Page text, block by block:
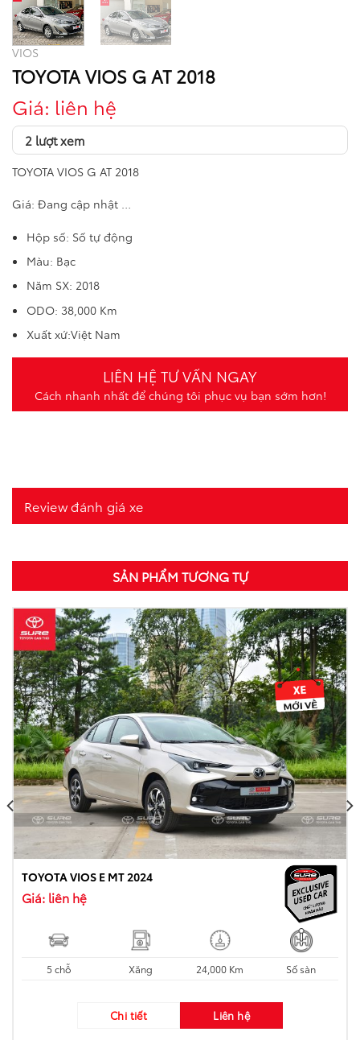
VIOS
TOYOTA VIOS G AT 2018
Giá: liên hệ
2 lượt xem
TOYOTA VIOS G AT 2018
Giá: Đang cập nhật …
Hộp số: Số tự động
Màu: Bạc
Năm SX: 2018
ODO: 38,000 Km
Xuất xứ:Việt Nam
LIÊN HỆ TƯ VẤN NGAY
Cách nhanh nhất để chúng tôi phục vụ bạn sớm hơn!
Review đánh giá xe
SẢN PHẨM TƯƠNG TỰ
TOYOTA VIOS E MT 2024
Giá: liên hệ
5 chỗ Xăng 24,000 Km Số sàn
Chi tiết Liên hệ